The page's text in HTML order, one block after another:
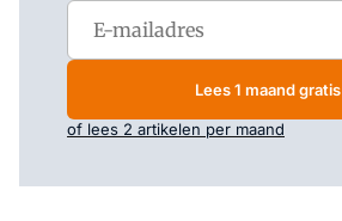
Lees 1 maand gratis
of lees 2 artikelen per maand